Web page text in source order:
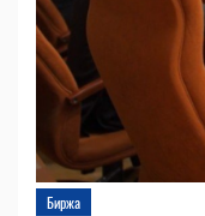
Биржа